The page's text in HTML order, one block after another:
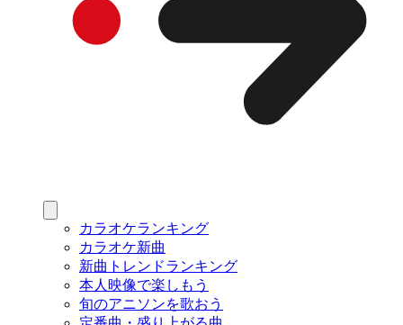
カラオケランキング
カラオケ新曲
新曲トレンドランキング
本人映像で楽しもう
旬のアニソンを歌おう